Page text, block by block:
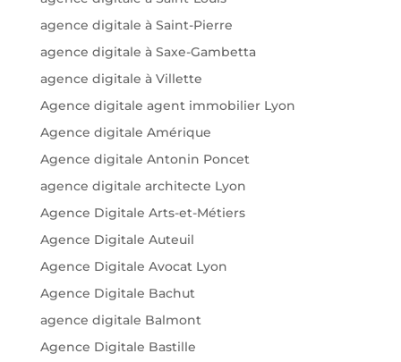
agence digitale à Saint-Pierre
agence digitale à Saxe-Gambetta
agence digitale à Villette
Agence digitale agent immobilier Lyon
Agence digitale Amérique
Agence digitale Antonin Poncet
agence digitale architecte Lyon
Agence Digitale Arts-et-Métiers
Agence Digitale Auteuil
Agence Digitale Avocat Lyon
Agence Digitale Bachut
agence digitale Balmont
Agence Digitale Bastille